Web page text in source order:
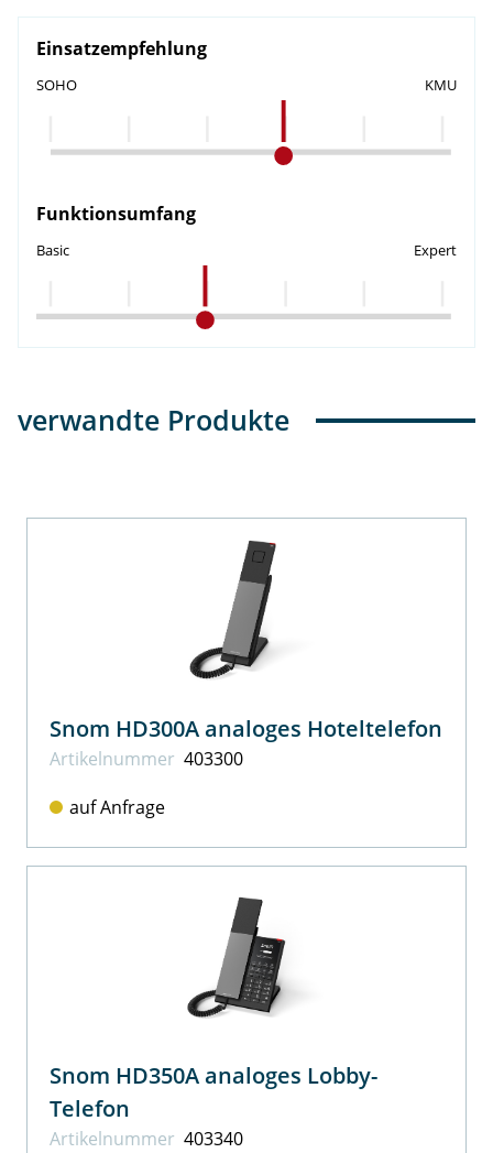
Einsatzempfehlung
SOHO KMU
Funktionsumfang
Basic Expert
verwandte Produkte
Snom HD300A analoges Hoteltelefon
Artikel­nummer 403300
auf Anfrage
Snom HD350A analoges Lobby-
Telefon
Artikel­nummer 403340